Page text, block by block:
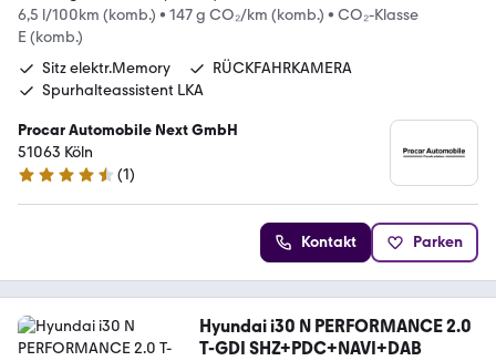
6,5 l/100km (komb.) • 147 g CO₂/km (komb.) • CO₂-Klasse
E (komb.)
Sitz elektr.Memory
RÜCKFAHRKAMERA
Spurhalteassistent LKA
Procar Automobile Next GmbH
51063 Köln
4.7 Sterne
(1)
Kontakt Parken
Hyundai i30 N PERFORMANCE 2.0
T-GDI SHZ+PDC+NAVI+DAB